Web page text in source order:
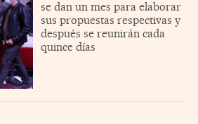
se dan un mes para elaborar
sus propuestas respectivas y
después se reunirán cada
quince días